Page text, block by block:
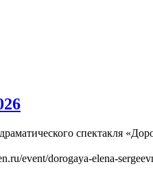
спектакля
event/dorogaya-elena-